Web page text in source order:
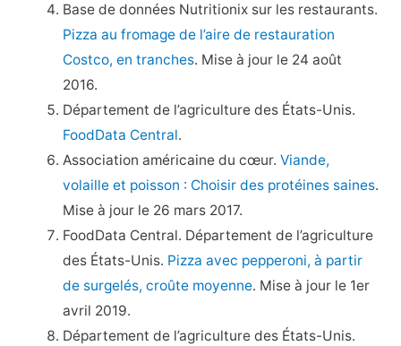
Base de données Nutritionix sur les restaurants.
Pizza au fromage de l’aire de restauration
Costco, en tranches. Mise à jour le 24 août
2016.
Département de l’agriculture des États-Unis.
FoodData Central.
Association américaine du cœur.Viande,
volaille et poisson : Choisir des protéines saines.
Mise à jour le 26 mars 2017.
FoodData Central. Département de l’agriculture
des États-Unis. Pizza avec pepperoni, à partir
de surgelés, croûte moyenne. Mise à jour le 1er
avril 2019.
Département de l’agriculture des États-Unis.